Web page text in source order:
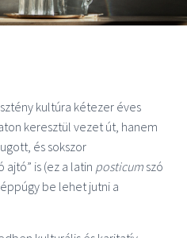
kultúra kétezer éves
keresztül vezet út, hanem
és sokszor
is (ez a latin posticum szó
be lehet jutni a